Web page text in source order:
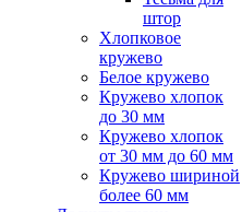
штор
Хлопковое
кружево
Белое кружево
Кружево хлопок
до 30 мм
Кружево хлопок
от 30 мм до 60 мм
Кружево шириной
более 60 мм